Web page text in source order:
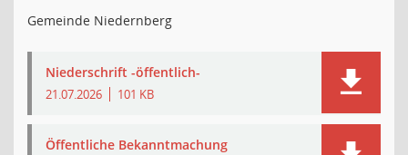
Gemeinde Niedernberg
Niederschrift -öffentlich-
21.07.2026 101 KB
Öffentliche Bekanntmachung